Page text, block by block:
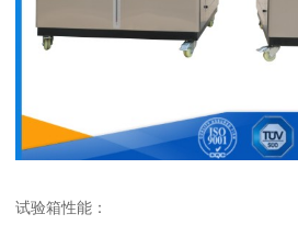
试验箱性能：